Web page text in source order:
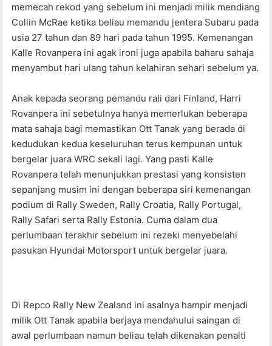
memecah rekod yang sebelum ini menjadi milik mendiang
Collin McRae ketika beliau memandu jentera Subaru pada
usia 27 tahun dan 89 hari pada tahun 1995. Kemenangan
Kalle Rovanpera ini agak ironi juga apabila baharu sahaja
menyambut hari ulang tahun kelahiran sehari sebelum ya.
Anak kepada seorang pemandu rali dari Finland, Harri
Rovanpera ini sebetulnya hanya memerlukan beberapa
mata sahaja bagi memastikan Ott Tanak yang berada di
kedudukan kedua keseluruhan terus kempunan untuk
bergelar juara WRC sekali lagi. Yang pasti Kalle
Rovanpera telah menunjukkan prestasi yang konsisten
sepanjang musim ini dengan beberapa siri kemenangan
podium di Rally Sweden, Rally Croatia, Rally Portugal,
Rally Safari serta Rally Estonia. Cuma dalam dua
perlumbaan terakhir sebelum ini rezeki menyebelahi
pasukan Hyundai Motorsport untuk bergelar juara.
Di Repco Rally New Zealand ini asalnya hampir menjadi
milik Ott Tanak apabila berjaya mendahului saingan di
awal perlumbaan namun beliau telah dikenakan penalti